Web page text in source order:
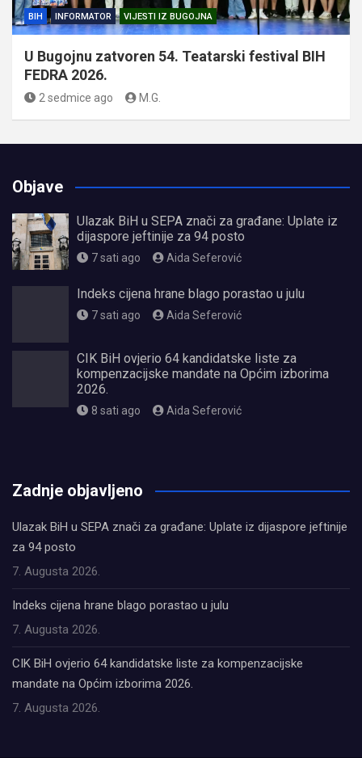
BIH INFORMATOR VIJESTI IZ BUGOJNA
U Bugojnu zatvoren 54. Teatarski festival BIH
FEDRA 2026.
2 sedmice ago M.G.
Objave
Ulazak BiH u SEPA znači za građane: Uplate iz
dijaspore jeftinije za 94 posto
7 sati ago Aida Seferović
Indeks cijena hrane blago porastao u julu
7 sati ago Aida Seferović
CIK BiH ovjerio 64 kandidatske liste za
kompenzacijske mandate na Općim izborima
2026.
8 sati ago Aida Seferović
Zadnje objavljeno
Ulazak BiH u SEPA znači za građane: Uplate iz dijaspore jeftinije
za 94 posto
7. Augusta 2026.
Indeks cijena hrane blago porastao u julu
7. Augusta 2026.
CIK BiH ovjerio 64 kandidatske liste za kompenzacijske
mandate na Općim izborima 2026.
7. Augusta 2026.